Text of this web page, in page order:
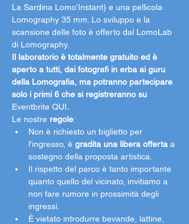
La Sardina Lomo’Instant) e una pellicola
Lomography 35 mm. Lo sviluppo e la
scansione delle foto è offerto dal LomoLab
di Lomography.
Il laboratorio è totalmente gratuito ed è
aperto a tutti, dai fotografi in erba ai guru
della Lomografia, ma potranno partecipare
solo i primi 6 che si registreranno su
Eventbrite QUI.
Le nostre regole:
Non è richiesto un biglietto per
l'ingresso, è gradita una libera offerta a
sostegno della proposta artistica.
Il rispetto del parco è tanto importante
quanto quello del vicinato, invitiamo a
non fare rumore in prossimità degli
ingressi.
È vietato introdurre bevande, lattine,